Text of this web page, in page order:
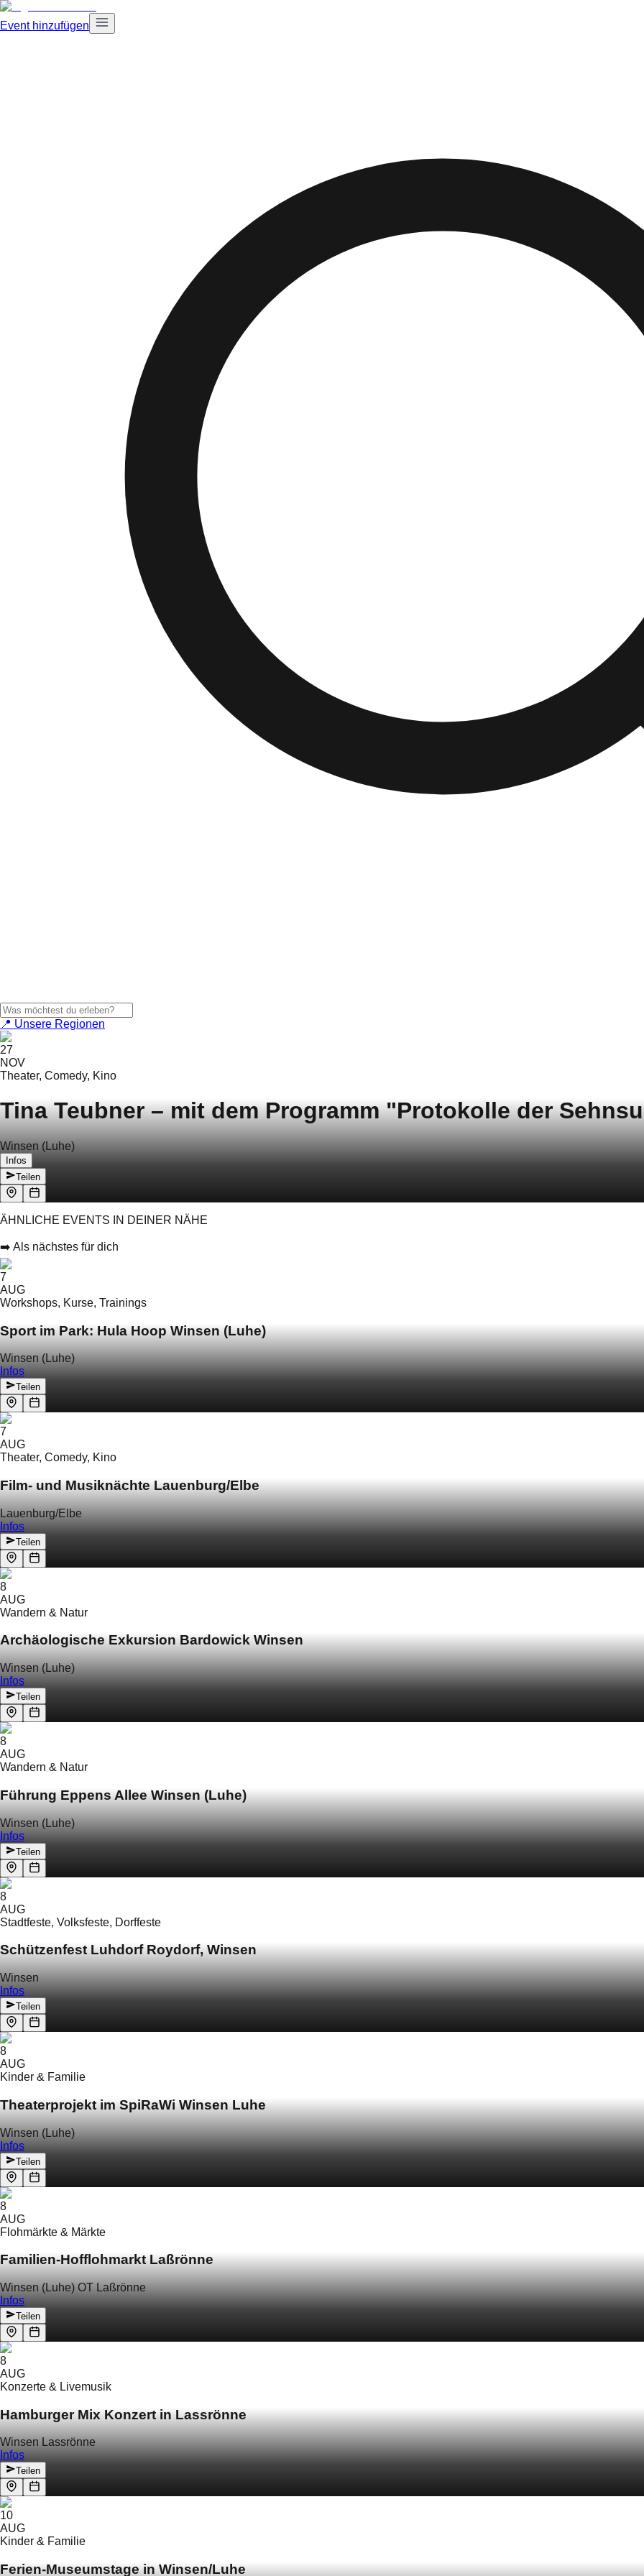
Event hinzufügen
📍 Unsere Regionen
27
NOV
Theater, Comedy, Kino
Tina Teubner – mit dem Programm "Protokolle der
Winsen (Luhe)
Infos
Teilen
ÄHNLICHE EVENTS IN DEINER NÄHE
➡️ Als nächstes für dich
7
AUG
Workshops, Kurse, Trainings
Sport im Park: Hula Hoop Winsen (Luhe)
Winsen (Luhe)
Infos
Teilen
7
AUG
Theater, Comedy, Kino
Film- und Musiknächte Lauenburg/Elbe
Lauenburg/Elbe
Infos
Teilen
8
AUG
Wandern & Natur
Archäologische Exkursion Bardowick Winsen
Winsen (Luhe)
Infos
Teilen
8
AUG
Wandern & Natur
Führung Eppens Allee Winsen (Luhe)
Winsen (Luhe)
Infos
Teilen
8
AUG
Stadtfeste, Volksfeste, Dorffeste
Schützenfest Luhdorf Roydorf, Winsen
Winsen
Infos
Teilen
8
AUG
Kinder & Familie
Theaterprojekt im SpiRaWi Winsen Luhe
Winsen (Luhe)
Infos
Teilen
8
AUG
Flohmärkte & Märkte
Familien-Hofflohmarkt Laßrönne
Winsen (Luhe) OT Laßrönne
Infos
Teilen
8
AUG
Konzerte & Livemusik
Hamburger Mix Konzert in Lassrönne
Winsen Lassrönne
Infos
Teilen
10
AUG
Kinder & Familie
Ferien-Museumstage in Winsen/Luhe